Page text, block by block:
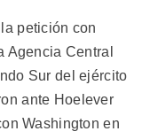
petición con
Agencia Central
Sur del ejército
ante Hoelever
Washington en